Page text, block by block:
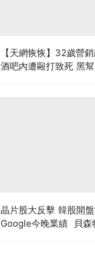
【天網恢恢】32歲營
酒吧內遭毆打致死 黑
晶片股大反擊 韓股開
Google今晚業績 貝森